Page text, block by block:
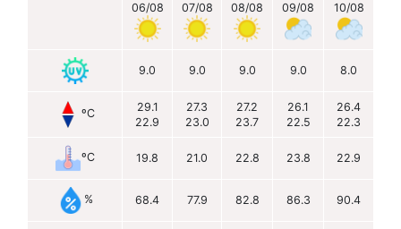
06/08
07/08
08/08
09/08
10/08
9.0 9.0 9.0 9.0 8.0
ºC
29.1
22.9
27.3
23.0
27.2
23.7
26.1
22.5
26.4
22.3
ºC 19.8 21.0 22.8 23.8 22.9
% 68.4 77.9 82.8 86.3 90.4